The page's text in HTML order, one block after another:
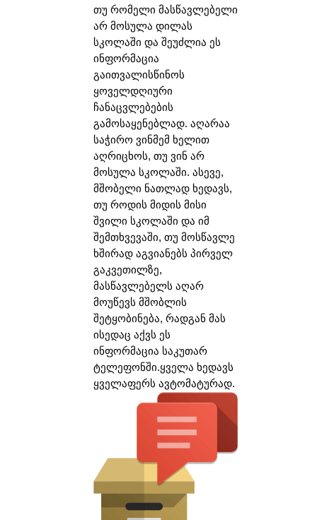
თუ რომელი მასწავლებელი
არ მოსულა დილას
სკოლაში და შეუძლია ეს
ინფორმაცია
გაითვალისწინოს
ყოველდღიური
ჩანაცვლებების
გამოსაყენებლად. აღარაა
საჭირო ვინმემ ხელით
აღრიცხოს, თუ ვინ არ
მოსულა სკოლაში. ასევე,
მშობელი ნათლად ხედავს,
თუ როდის მიდის მისი
შვილი სკოლაში და იმ
შემთხვევაში, თუ მოსწავლე
ხშირად აგვიანებს პირველ
გაკვეთილზე,
მასწავლებელს აღარ
მოუწევს მშობლის
შეტყობინება, რადგან მას
ისედაც აქვს ეს
ინფორმაცია საკუთარ
ტელეფონში.ყველა ხედავს
ყველაფერს ავტომატურად.